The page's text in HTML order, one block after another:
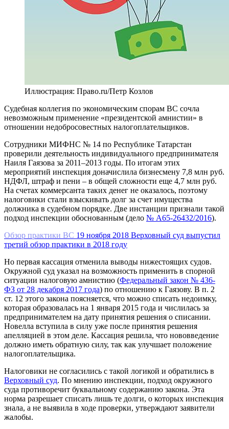
Иллюстрация: Право.ru/Петр Козлов
Судебная коллегия по экономическим спорам ВС сочла
невозможным применение «президентской амнистии» в
отношении недобросовестных налогоплательщиков.
Сотрудники МИФНС № 14 по Республике Татарстан
проверили деятельность индивидуального предпринимателя
Наиля Гаязова за 2011–2013 годы. По итогам этих
мероприятий инспекция доначислила бизнесмену 7,8 млн руб.
НДФЛ, штраф и пени – в общей сложности еще 4,7 млн руб.
На счетах коммерсанта таких денег не оказалось, поэтому
налоговики стали взыскивать долг за счет имущества
должника в судебном порядке. Две инстанции признали такой
подход инспекции обоснованным (дело № А65-26432/2016).
Обзор практики ВС 19 ноября 2018 Верховный суд выпустил
третий обзор практики в 2018 году
Но первая кассация отменила выводы нижестоящих судов.
Окружной суд указал на возможность применить в спорной
ситуации налоговую амнистию (Федеральный закон № 436-
ФЗ от 28 декабря 2017 года) по отношению к Гаязову. В п. 2
ст. 12 этого закона поясняется, что можно списать недоимку,
которая образовалась на 1 января 2015 года и числилась за
предпринимателем на дату принятия решения о списании.
Новелла вступила в силу уже после принятия решения
апелляцией в этом деле. Кассация решила, что нововведение
должно иметь обратную силу, так как улучшает положение
налогоплательщика.
Налоговики не согласились с такой логикой и обратились в
Верховный суд. По мнению инспекции, подход окружного
суда противоречит буквальному содержанию закона. Эта
норма разрешает списать лишь те долги, о которых инспекция
знала, а не выявила в ходе проверки, утверждают заявители
жалобы.